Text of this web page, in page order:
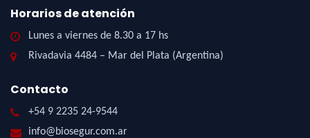
Horarios de atención
Lunes a viernes de 8.30 a 17 hs
Rivadavia 4484 – Mar del Plata (Argentina)
Contacto
+54 9 2235 24-9544
info@biosegur.com.ar